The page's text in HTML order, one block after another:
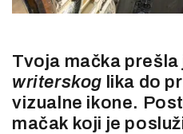
Tvoja mačka prešla
writerskog lika do
vizualne ikone.
mačak koji je